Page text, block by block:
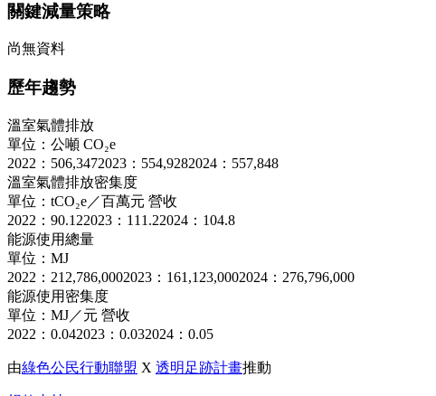
關鍵減量策略
尚無資料
歷年趨勢
溫室氣體排放
單位：公噸 CO₂e
2022：506,3472023：554,9282024：557,848
溫室氣體排放密集度
單位：tCO₂e／百萬元 營收
2022：90.122023：111.22024：104.8
能源使用總量
單位：MJ
2022：212,786,0002023：161,123,0002024：276,796,000
能源使用密集度
單位：MJ／元 營收
2022：0.042023：0.032024：0.05
由綠色公民行動聯盟 X 透明足跡計畫推動